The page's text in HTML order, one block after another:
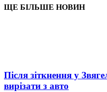
ЩЕ БІЛЬШЕ НОВИН
Після зіткнення у
вирізати з авто